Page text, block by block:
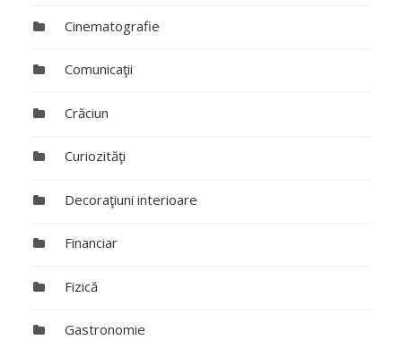
Cinematografie
Comunicaţii
Crăciun
Curiozităţi
Decoraţiuni interioare
Financiar
Fizică
Gastronomie